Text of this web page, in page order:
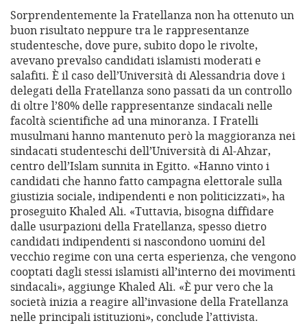
Sorprendentemente la Fratellanza non ha ottenuto un
buon risultato neppure tra le rappresentanze
studentesche, dove pure, subito dopo le rivolte,
avevano prevalso candidati islamisti moderati e
salafiti. È il caso dell’Università di Alessandria dove i
delegati della Fratellanza sono passati da un controllo
di oltre l’80% delle rappresentanze sindacali nelle
facoltà scientifiche ad una minoranza. I Fratelli
musulmani hanno mantenuto però la maggioranza nei
sindacati studenteschi dell’Università di Al-Ahzar,
centro dell’Islam sunnita in Egitto. «Hanno vinto i
candidati che hanno fatto campagna elettorale sulla
giustizia sociale, indipendenti e non politicizzati», ha
proseguito Khaled Ali. «Tuttavia, bisogna diffidare
dalle usurpazioni della Fratellanza, spesso dietro
candidati indipendenti si nascondono uomini del
vecchio regime con una certa esperienza, che vengono
cooptati dagli stessi islamisti all’interno dei movimenti
sindacali», aggiunge Khaled Ali. «È pur vero che la
società inizia a reagire all’invasione della Fratellanza
nelle principali istituzioni», conclude l’attivista.